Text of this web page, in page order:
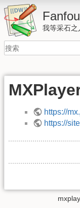
我等采石之
https://
https://